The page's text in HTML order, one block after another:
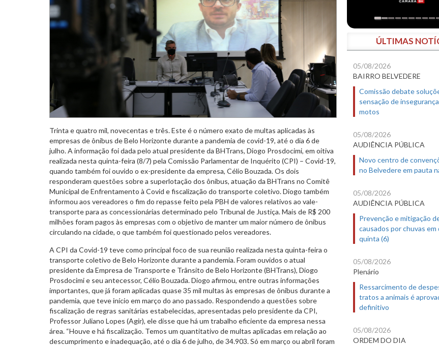
Trinta e quatro mil, novecentas e três. Este é o número exato de multas aplicadas às
empresas de ônibus de Belo Horizonte durante a pandemia de covid-19, até o dia 6 de
julho. A informação foi dada pelo atual presidente da BHTrans, Diogo Prosdocimi, em oitiva
realizada nesta quinta-feira (8/7) pela Comissão Parlamentar de Inquérito (CPI) – Covid-19,
quando também foi ouvido o ex-presidente da empresa, Célio Bouzada. Os dois
responderam questões sobre a superlotação dos ônibus, atuação da BHTrans no Comitê
Municipal de Enfrentamento à Covid e fiscalização do transporte coletivo. Diogo também
informou aos vereadores o fim do repasse feito pela PBH de valores relativos ao vale-
transporte para as concessionárias determinado pelo Tribunal de Justiça. Mais de R$ 200
milhões foram pagos às empresas com o objetivo de manter um maior número de ônibus
circulando na cidade, o que também foi questionado pelos vereadores.
A CPI da Covid-19 teve como principal foco de sua reunião realizada nesta quinta-feira o
transporte coletivo de Belo Horizonte durante a pandemia. Foram ouvidos o atual
presidente da Empresa de Transporte e Trânsito de Belo Horizonte (BHTrans), Diogo
Prosdocimi e seu antecessor, Célio Bouzada. Diogo afirmou, entre outras informações
importantes, que já foram aplicadas quase 35 mil multas às empresas de ônibus durante a
pandemia, que teve início em março do ano passado. Respondendo a questões sobre
fiscalização de regras sanitárias estabelecidas, apresentadas pelo presidente da CPI,
Professor Juliano Lopes (Agir), ele disse que há um trabalho eficiente da empresa nessa
área. “Houve e há fiscalização. Temos um quantitativo de multas aplicadas em relação ao
descumprimento e inadequação, até o dia 6 de julho, de 34.903. Só em março ou abril foram
ÚLTIMAS
05/08/2026
BAIRRO BELVEDERE
Comissão debate
sensação de
motos
05/08/2026
AUDIÊNCIA PÚBLICA
Novo centro de
no Belvedere em pauta
05/08/2026
AUDIÊNCIA PÚBLICA
Prevenção e mitigação
causados por chuvas
quinta (6)
05/08/2026
Plenário
Ressarcimento de
tratos a animais é
definitivo
05/08/2026
ORDEM DO DIA